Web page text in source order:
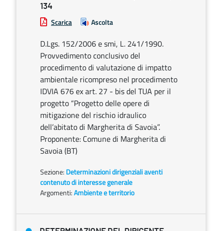
134
Scarica Ascolta
D.Lgs. 152/2006 e smi, L. 241/1990.
Provvedimento conclusivo del
procedimento di valutazione di impatto
ambientale ricompreso nel procedimento
IDVIA 676 ex art. 27 - bis del TUA per il
progetto “Progetto delle opere di
mitigazione del rischio idraulico
dell’abitato di Margherita di Savoia”.
Proponente: Comune di Margherita di
Savoia (BT)
Sezione: Determinazioni dirigenziali aventi
contenuto di interesse generale
Argomenti:Ambiente e territorio